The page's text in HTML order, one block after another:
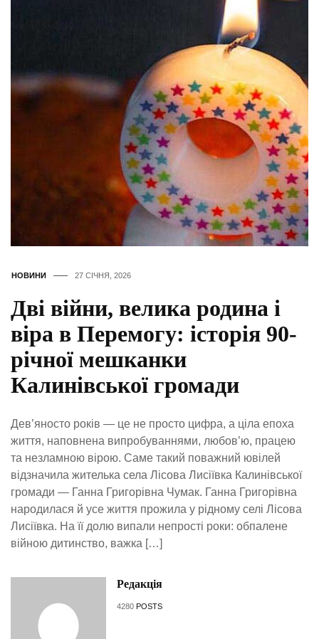
НОВИНИ 27 СІЧНЯ, 2026
Дві війни, велика родина і
віра в Перемогу: історія 90-
річної мешканки
Калинівської громади
Дев’яносто років — це не просто цифра, а ціла епоха
життя, наповнена випробуваннями, любов’ю, працею
та незламною вірою. Саме такий поважний ювілей
відзначила жителька села Лісова Лисіївка Калинівської
громади — Ганна Григорівна Чумак. Ганна Григорівна
народилася й усе життя прожила у рідному селі Лісова
Лисіївка. На її долю випали непрості роки: обпалене
війною дитинство, важка […]
Редакція
4280 POSTS